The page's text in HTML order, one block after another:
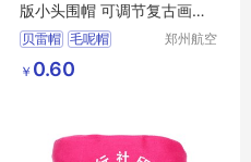
版小头围帽 可调节复古画家
帽 冬季帽子
贝雷帽 毛呢帽
冬季帽子
郑州航空
￥ 0.60